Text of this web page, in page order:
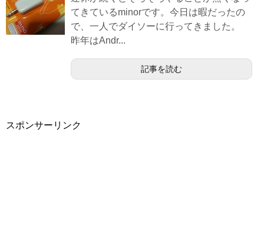
てきているminorです。今日は暇だったの
で、一人でダイソーに行ってきました。
昨年はAndr...
記事を読む
スポンサーリンク